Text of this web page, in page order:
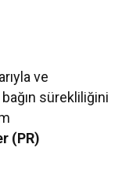
ve
sürekliliğini
(PR)